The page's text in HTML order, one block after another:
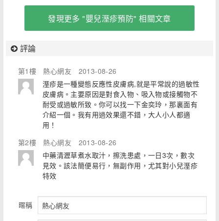
發現更多 "嬰兒溼疹預防" 相關文章
評論
第1樓 熱心網友
2013-08-26
溼疹是一種變態反應性皮膚病,就是平常說的過敏性
皮膚病。主要原因是對食入物、吸入物或接觸物不
耐受或過敏所致。你可以找一下金奕玲，那裏面有
介紹一個。我有用過效果還不錯，大人小人都適
用！
第2樓
熱心網友
2013-08-26
中藥清瀝草煮水取汁，擦洗患處，一日3次，數次
見效。該法簡便易行，無副作用，尤其對小兒溼疹
特效
暱稱